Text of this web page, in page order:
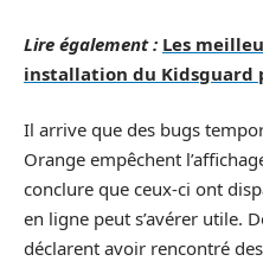
Lire également : Les
installation du Kidsguard
Il arrive que des bugs
Orange empêchent
conclure que ceux-ci ont
en ligne peut s’avérer utile.
déclarent avoir rencontré